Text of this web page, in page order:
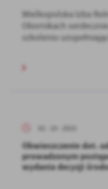
Wielkopolska Izba
Obornikach
szkoleniu
Obwieszczenie dot.
prowadzonym
wydania decyzji